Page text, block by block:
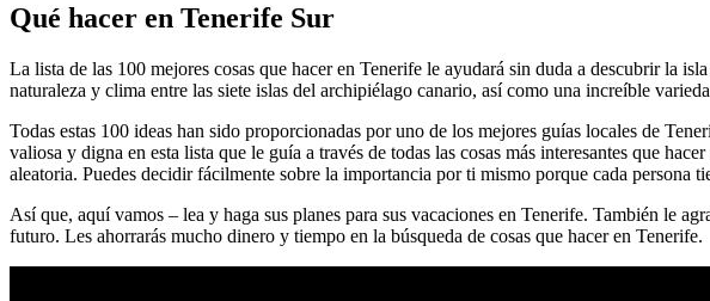
Qué hacer en Tenerife Sur
La lista de las 100 mejores cosas que hacer en Tenerife le ayudará sin duda a descubrir la
naturaleza y clima entre las siete islas del archipiélago canario, así como una increíble
Todas estas 100 ideas han sido proporcionadas por uno de los mejores guías locales de
valiosa y digna en esta lista que le guía a través de todas las cosas más interesantes que
aleatoria. Puedes decidir fácilmente sobre la importancia por ti mismo porque cada persona
Así que, aquí vamos – lea y haga sus planes para sus vacaciones en Tenerife. También le
futuro. Les ahorrarás mucho dinero y tiempo en la búsqueda de cosas que hacer en Tenerife.